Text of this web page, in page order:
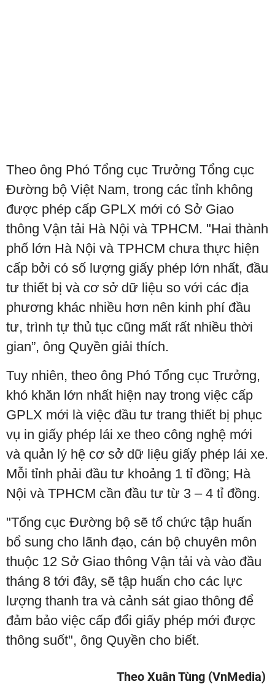
Theo ông Phó Tổng cục Trưởng Tổng cục
Đường bộ Việt Nam, trong các tỉnh không
được phép cấp GPLX mới có Sở Giao
thông Vận tải Hà Nội và TPHCM. "Hai thành
phố lớn Hà Nội và TPHCM chưa thực hiện
cấp bởi có số lượng giấy phép lớn nhất, đầu
tư thiết bị và cơ sở dữ liệu so với các địa
phương khác nhiều hơn nên kinh phí đầu
tư, trình tự thủ tục cũng mất rất nhiều thời
gian”, ông Quyền giải thích.
Tuy nhiên, theo ông Phó Tổng cục Trưởng,
khó khăn lớn nhất hiện nay trong việc cấp
GPLX mới là việc đầu tư trang thiết bị phục
vụ in giấy phép lái xe theo công nghệ mới
và quản lý hệ cơ sở dữ liệu giấy phép lái xe.
Mỗi tỉnh phải đầu tư khoảng 1 tỉ đồng; Hà
Nội và TPHCM cần đầu tư từ 3 – 4 tỉ đồng.
"Tổng cục Đường bộ sẽ tổ chức tập huấn
bổ sung cho lãnh đạo, cán bộ chuyên môn
thuộc 12 Sở Giao thông Vận tải và vào đầu
tháng 8 tới đây, sẽ tập huấn cho các lực
lượng thanh tra và cảnh sát giao thông để
đảm bảo việc cấp đổi giấy phép mới được
thông suốt", ông Quyền cho biết.
Theo Xuân Tùng (VnMedia)